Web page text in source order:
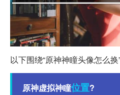
以下围绕“原神神瞳头像怎么
原神虚拟神瞳位置?